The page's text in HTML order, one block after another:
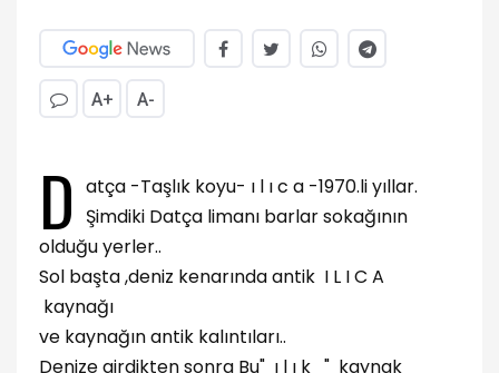
A+ A-
D atça -Taşlık koyu- ı l ı c a -1970.li yıllar.
Şimdiki Datça limanı barlar sokağının
olduğu yerler..
Sol başta ,deniz kenarında antik I L I C A
kaynağı
ve kaynağın antik kalıntıları..
Denize girdikten sonra Bu" ı l ı k " kaynak